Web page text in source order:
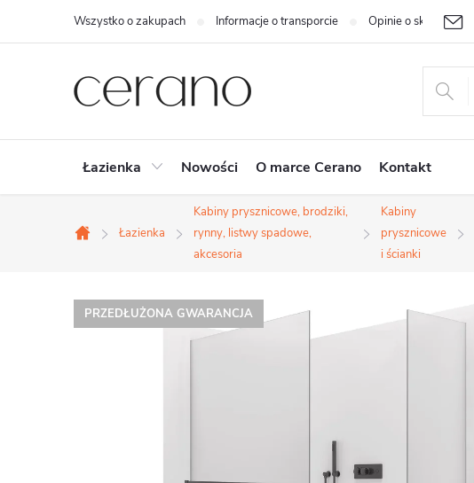
Wszystko o zakupach Informacje o transporcie Opinie o sklepie
Łazienka Nowości O marce Cerano Kontakt
Home
Łazienka
Kabiny prysznicowe, brodziki,
rynny, listwy spadowe,
akcesoria
Kabiny
prysznicowe
i ścianki
PRZEDŁUŻONA GWARANCJA